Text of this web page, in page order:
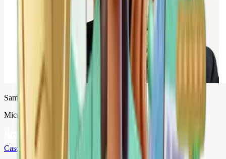
Samuel Vandamme
Micromania
Caso de éxito